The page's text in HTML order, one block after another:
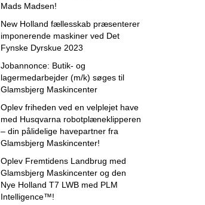
Mads Madsen!
New Holland fællesskab præsenterer
imponerende maskiner ved Det
Fynske Dyrskue 2023
Jobannonce: Butik- og
lagermedarbejder (m/k) søges til
Glamsbjerg Maskincenter
Oplev friheden ved en velplejet have
med Husqvarna robotplæneklipperen
– din pålidelige havepartner fra
Glamsbjerg Maskincenter!
Oplev Fremtidens Landbrug med
Glamsbjerg Maskincenter og den
Nye Holland T7 LWB med PLM
Intelligence™!